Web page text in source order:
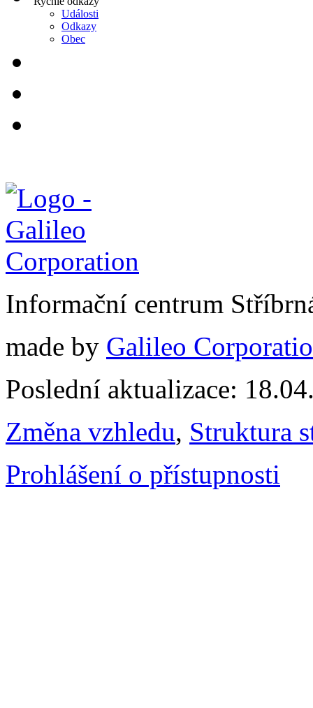
Události
Odkazy
Obec
Informační centrum
made by Galileo
Poslední aktualizace:
Změna vzhledu, Struktura
Prohlášení o přístupnosti